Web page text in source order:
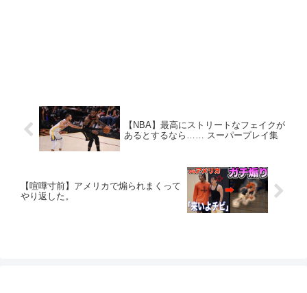
【NBA】最高にストリートなフェイクが
あるとするなら…… スーパープレイ集
【喧嘩寸前】アメリカで煽られまくって
やり返した。